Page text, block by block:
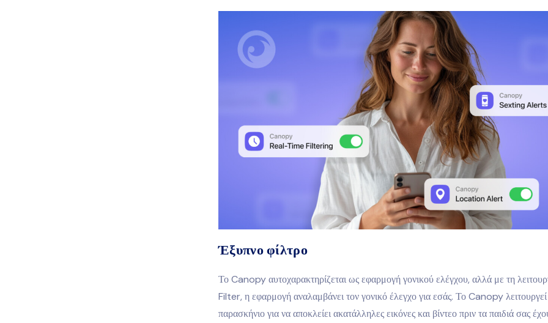
Έξυπνο φίλτρο
Το Canopy αυτοχαρακτηρίζεται ως εφαρμογή γονικού ελέγχου, αλλά με τη
Filter, η εφαρμογή αναλαμβάνει τον γονικό έλεγχο για εσάς. Το Canopy
παρασκήνιο για να αποκλείει ακατάλληλες εικόνες και βίντεο πριν τα παιδιά σας